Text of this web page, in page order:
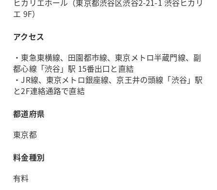
ヒカリエホール（東京都渋谷区渋谷2-21-1 渋谷ヒカリ
エ 9F）
アクセス
・東急東横線、田園都市線、東京メトロ半蔵門線、副
都心線「渋谷」駅 15番出口と直結
・JR線、東京メトロ銀座線、京王井の頭線「渋谷」駅
と2F連絡通路で直結
都道府県
東京都
料金種別
有料